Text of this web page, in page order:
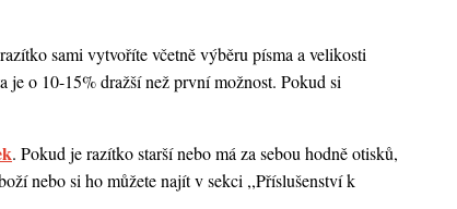
sami vytvoříte včetně výběru písma a velikosti
o 10-15% dražší než první možnost. Pokud si
. Pokud je razítko starší nebo má za sebou hodně otisků,
nebo si ho můžete najít v sekci ,,Příslušenství k